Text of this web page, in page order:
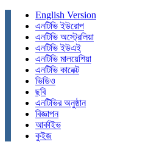
English Version
এনটিভি ইউরোপ
এনটিভি অস্ট্রেলিয়া
এনটিভি ইউএই
এনটিভি মালয়েশিয়া
এনটিভি কানেক্ট
ভিডিও
ছবি
এনটিভির অনুষ্ঠান
বিজ্ঞাপন
আর্কাইভ
কুইজ